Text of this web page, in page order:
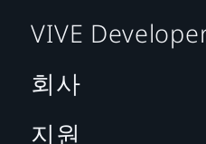
VIVE
회사
지원